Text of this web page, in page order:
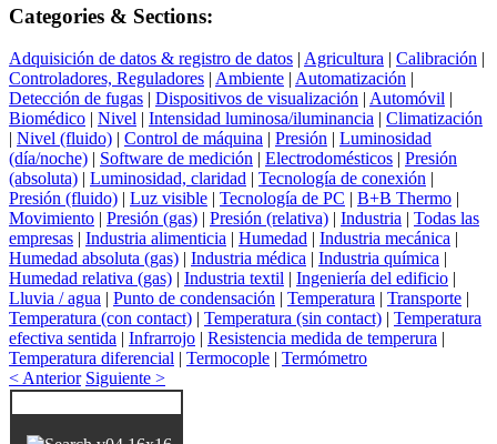
Categories & Sections:
Adquisición de datos & registro de datos | Agricultura | Calibración |
Controladores, Reguladores | Ambiente | Automatización |
Detección de fugas | Dispositivos de visualización | Automóvil |
Biomédico | Nivel | Intensidad luminosa/iluminancia | Climatización
| Nivel (fluido) | Control de máquina | Presión | Luminosidad
(día/noche) | Software de medición | Electrodomésticos | Presión
(absoluta) | Luminosidad, claridad | Tecnología de conexión |
Presión (fluido) | Luz visible | Tecnología de PC | B+B Thermo |
Movimiento | Presión (gas) | Presión (relativa) | Industria | Todas las
empresas | Industria alimenticia | Humedad | Industria mecánica |
Humedad absoluta (gas) | Industria médica | Industria química |
Humedad relativa (gas) | Industria textil | Ingeniería del edificio |
Lluvia / agua | Punto de condensación | Temperatura | Transporte |
Temperatura (con contact) | Temperatura (sin contact) | Temperatura
efectiva sentida | Infrarrojo | Resistencia medida de temperura |
Temperatura diferencial | Termocople | Termómetro
< Anterior Siguiente >